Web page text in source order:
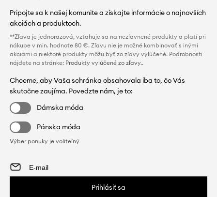
Pripojte sa k našej komunite a získajte informácie o najnovších
akciách a produktoch.
**Zľava je jednorazová, vzťahuje sa na nezľavnené produkty a platí pri
nákupe v min. hodnote 80 €. Zľavu nie je možné kombinovať s inými
akciami a niektoré produkty môžu byť zo zľavy vylúčené. Podrobnosti
nájdete na stránke: Produkty vylúčené zo zľavy..
Chceme, aby Vaša schránka obsahovala iba to, čo Vás
skutočne zaujíma. Povedzte nám, je to:
Dámska móda
Pánska móda
Výber ponuky je voliteľný
Prihlásiť sa